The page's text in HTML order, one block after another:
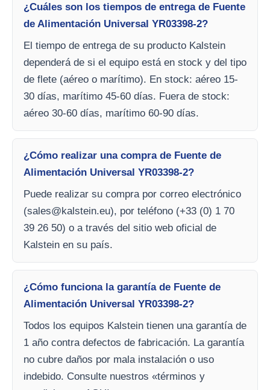
¿Cuáles son los tiempos de entrega de Fuente
de Alimentación Universal YR03398-2?
El tiempo de entrega de su producto Kalstein
dependerá de si el equipo está en stock y del tipo
de flete (aéreo o marítimo). En stock: aéreo 15-
30 días, marítimo 45-60 días. Fuera de stock:
aéreo 30-60 días, marítimo 60-90 días.
¿Cómo realizar una compra de Fuente de
Alimentación Universal YR03398-2?
Puede realizar su compra por correo electrónico
(sales@kalstein.eu), por teléfono (+33 (0) 1 70
39 26 50) o a través del sitio web oficial de
Kalstein en su país.
¿Cómo funciona la garantía de Fuente de
Alimentación Universal YR03398-2?
Todos los equipos Kalstein tienen una garantía de
1 año contra defectos de fabricación. La garantía
no cubre daños por mala instalación o uso
indebido. Consulte nuestros «términos y